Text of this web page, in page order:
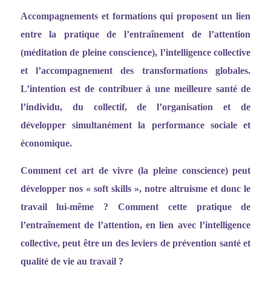
Accompagnements et formations qui proposent un lien
entre la pratique de l’entraînement de l’attention
(méditation de pleine conscience), l’intelligence collective
et l’accompagnement des transformations globales.
L’intention est de contribuer à une meilleure santé de
l’individu, du collectif, de l’organisation et de
développer simultanément la performance sociale et
économique.
Comment cet art de vivre (la pleine conscience) peut
développer nos « soft skills», notre altruisme et donc le
travail lui-même ? Comment cette pratique de
l’entraînement de l’attention, en lien avec l’intelligence
collective, peut être un des leviers de prévention santé et
qualité de vie au travail ?